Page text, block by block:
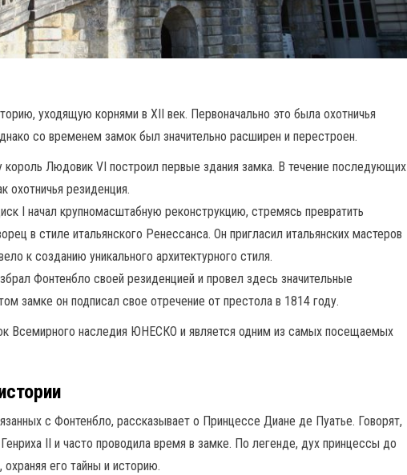
уходящую корнями в XII век. Первоначально это была охотничья
со временем замок был значительно расширен и перестроен.
король Людовик VI построил первые здания замка. В течение последующих
охотничья резиденция.
I начал крупномасштабную реконструкцию, стремясь превратить
в стиле итальянского Ренессанса. Он пригласил итальянских мастеров
к созданию уникального архитектурного стиля.
Фонтенбло своей резиденцией и провел здесь значительные
замке он подписал свое отречение от престола в 1814 году.
Всемирного наследия ЮНЕСКО и является одним из самых посещаемых
с Фонтенбло, рассказывает о Принцессе Диане де Пуатье. Говорят,
II и часто проводила время в замке. По легенде, дух принцессы до
его тайны и историю.